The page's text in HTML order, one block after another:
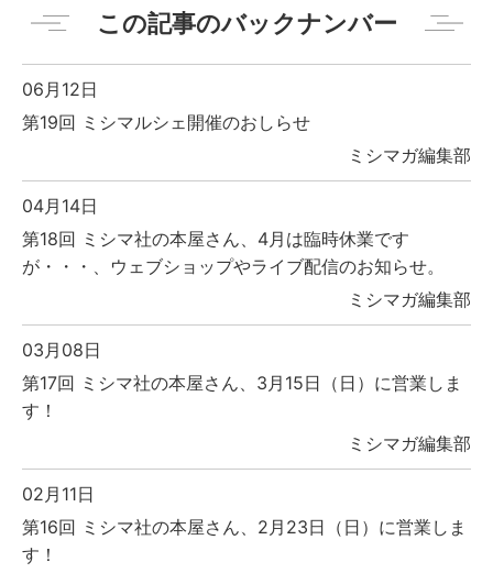
この記事のバックナンバー
06月12日
第19回 ミシマルシェ開催のおしらせ
ミシマガ編集部
04月14日
第18回 ミシマ社の本屋さん、4月は臨時休業です
が・・・、ウェブショップやライブ配信のお知らせ。
ミシマガ編集部
03月08日
第17回 ミシマ社の本屋さん、3月15日（日）に営業しま
す！
ミシマガ編集部
02月11日
第16回 ミシマ社の本屋さん、2月23日（日）に営業しま
す！